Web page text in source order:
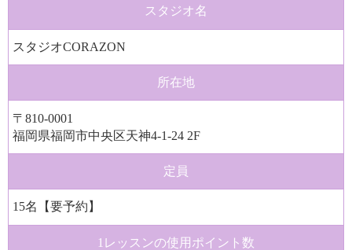
スタジオ名
スタジオCORAZON
所在地
〒810-0001
福岡県福岡市中央区天神4-1-24 2F
定員
15名【要予約】
1レッスンの使用ポイント数